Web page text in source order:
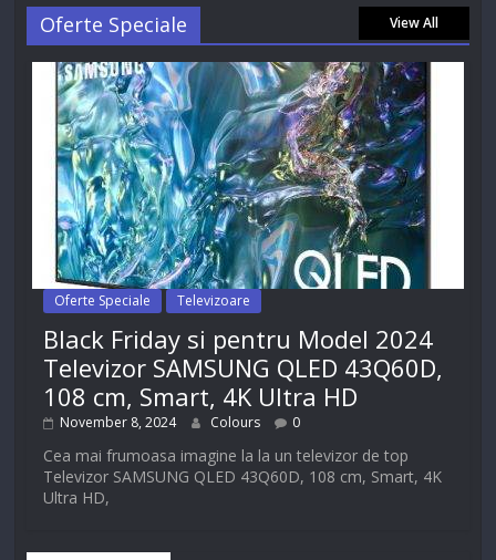
Oferte Speciale View All
Oferte Speciale Televizoare
Black Friday si pentru Model 2024
Televizor SAMSUNG QLED 43Q60D,
108 cm, Smart, 4K Ultra HD
November 8, 2024 Colours 0
Cea mai frumoasa imagine la la un televizor de top
Televizor SAMSUNG QLED 43Q60D, 108 cm, Smart, 4K
Ultra HD,